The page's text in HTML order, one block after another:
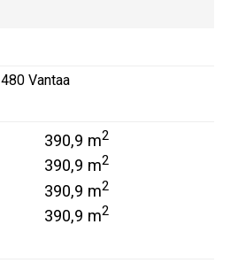
Vantaa
390,9 m2
390,9 m2
390,9 m2
390,9 m2